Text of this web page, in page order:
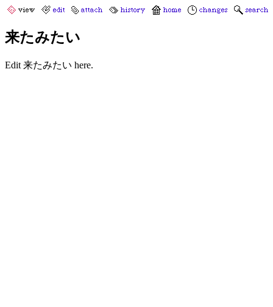
来たみたい
Edit 来たみたい here.